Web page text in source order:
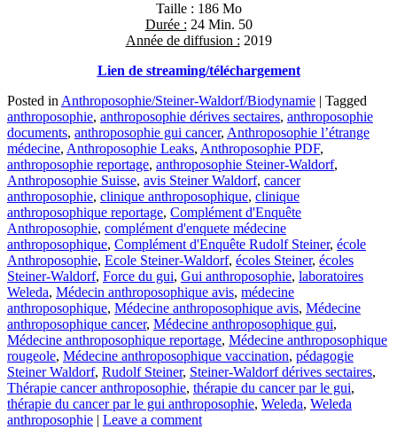
Taille : 186 Mo
Durée : 24 Min. 50
Année de diffusion : 2019
Lien de streaming/téléchargement
Posted in Anthroposophie/Steiner-Waldorf/Biodynamie | Tagged
anthroposophie, anthroposophie dérives sectaires, anthroposophie
documents, anthroposophie gui cancer, Anthroposophie l’étrange
médecine, Anthroposophie Leaks, Anthroposophie PDF,
anthroposophie reportage, anthroposophie Steiner-Waldorf,
Anthroposophie Suisse, avis Steiner Waldorf, cancer
anthroposophie, clinique anthroposophique, clinique
anthroposophique reportage, Complément d'Enquête
Anthroposophie, complément d'enquete médecine
anthroposophique, Complément d'Enquête Rudolf Steiner, école
Anthroposophie, Ecole Steiner-Waldorf, écoles Steiner, écoles
Steiner-Waldorf, Force du gui, Gui anthroposophie, laboratoires
Weleda, Médecin anthroposophique avis, médecine
anthroposophique, Médecine anthroposophique avis, Médecine
anthroposophique cancer, Médecine anthroposophique gui,
Médecine anthroposophique reportage, Médecine anthroposophique
rougeole, Médecine anthroposophique vaccination, pédagogie
Steiner Waldorf, Rudolf Steiner, Steiner-Waldorf dérives sectaires,
Thérapie cancer anthroposophie, thérapie du cancer par le gui,
thérapie du cancer par le gui anthroposophie, Weleda, Weleda
anthroposophie | Leave a comment